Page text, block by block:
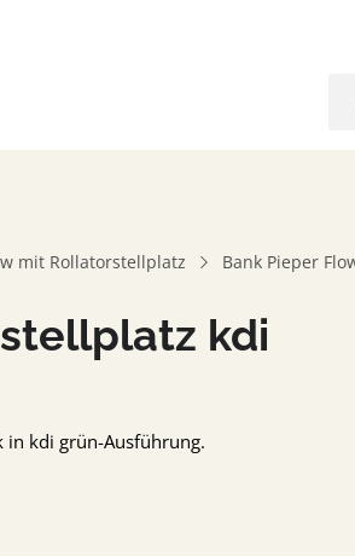
mit Rollatorstellplatz
Bank Pieper
kdi
in kdi grün-Ausführung.